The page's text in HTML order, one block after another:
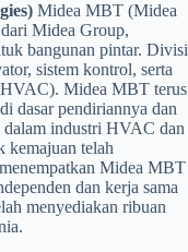
Midea MBT (Midea
Midea Group,
bangunan pintar. Divisi
sistem kontrol, serta
Midea MBT terus
dasar pendiriannya dan
industri HVAC dan
kemajuan telah
Midea MBT
dan kerja sama
menyediakan ribuan